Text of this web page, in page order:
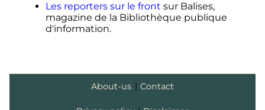
Les reporters sur le front sur Balises,
magazine de la Bibliothèque publique
d'information.
About-us | Contact